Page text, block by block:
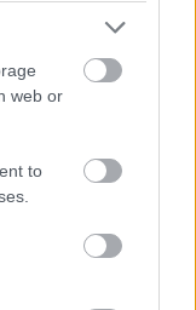
web or
to